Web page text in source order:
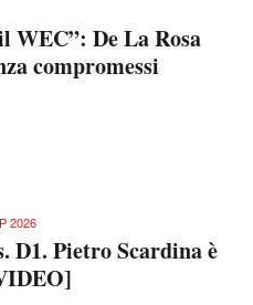
WEC”: De La Rosa
compromessi
2026
D1. Pietro Scardina è